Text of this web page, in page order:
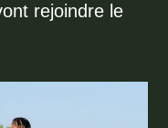
rejoindre le